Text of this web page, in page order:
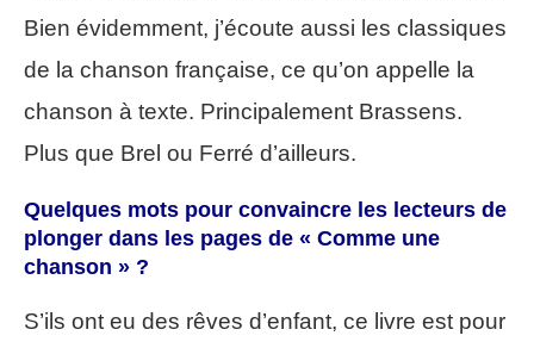
Bien évidemment, j’écoute aussi les classiques
de la chanson française, ce qu’on appelle la
chanson à texte. Principalement Brassens.
Plus que Brel ou Ferré d’ailleurs.
Quelques mots pour convaincre les lecteurs de
plonger dans les pages de « Comme une
chanson » ?
S’ils ont eu des rêves d’enfant, ce livre est pour